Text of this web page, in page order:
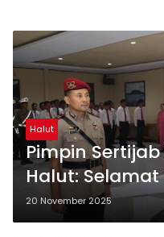
Halut
Pimpin
Halut:
20 November 2025